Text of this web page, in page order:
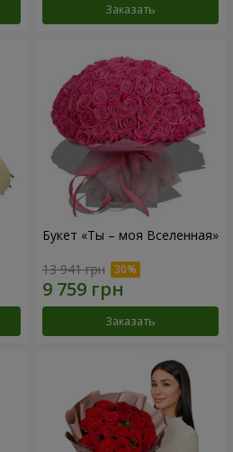
Заказать
Букет «Ты – моя Вселенная»
13 941 грн
Заказать